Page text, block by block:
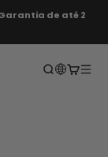
de até 2
AbrirAbrir